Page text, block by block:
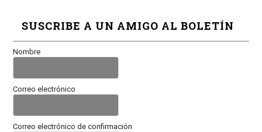
SUSCRIBE A UN AMIGO AL BOLETÍN
Nombre
Correo electrónico
Correo electrónico de confirmación